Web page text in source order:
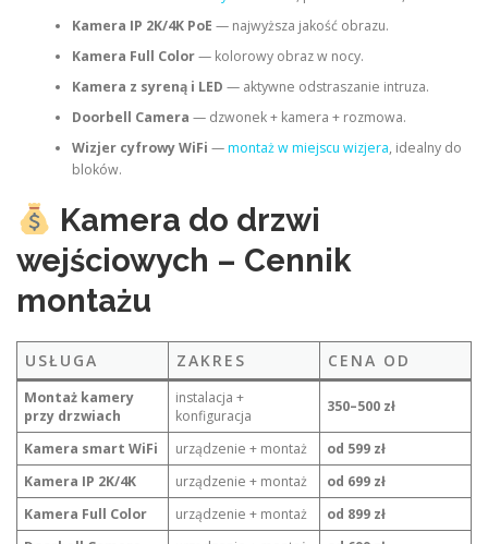
Kamera IP 2K/4K PoE — najwyższa jakość obrazu.
Kamera Full Color— kolorowy obraz w nocy.
Kamera z syreną i LED — aktywne odstraszanie intruza.
Doorbell Camera — dzwonek + kamera + rozmowa.
Wizjer cyfrowy WiFi —montaż w miejscu wizjera, idealny do
bloków.
Kamera do drzwi
wejściowych – Cennik
montażu
USŁUGA ZAKRES CENA OD
Montaż kamery
przy drzwiach
instalacja +
konfiguracja
350–500 zł
Kamera smart WiFi urządzenie + montaż
od 599 zł
Kamera IP 2K/4K
urządzenie + montaż
od 699 zł
Kamera Full Color
urządzenie + montaż
od 899 zł